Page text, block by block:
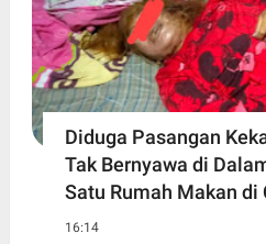
Diduga Pasangan
Tak Bernyawa di
Satu Rumah Makan di
16:14